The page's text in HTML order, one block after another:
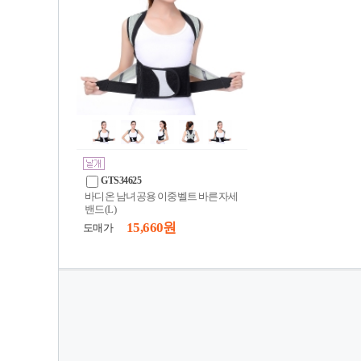
GTS34625
바디온 남녀공용 이중벨트 바른자세
밴드(L)
도매가
15,660 원